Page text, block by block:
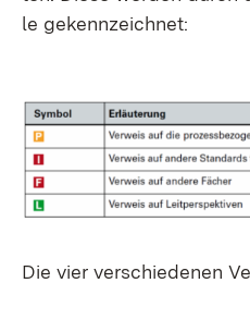
le ge­kenn­zeich­net:
Die vier ver­schie­de­nen